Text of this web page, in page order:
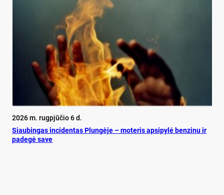
2026 m. rugpjūčio 6 d.
Siau­bin­gas in­ci­den­tas Plun­gė­je – mo­te­ris ap­si­py­lė ben­zi­nu ir
pa­de­gė sa­ve